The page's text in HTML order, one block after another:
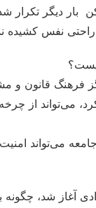
بار دیگر تکرار
نفس کشیده
فرهنگ قانون و
می‌تواند از
می‌تواند امنیت
آغاز شد، چگونه